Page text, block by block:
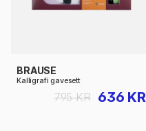
BRAUSE
Kalligrafi gavesett
636 KR
795 KR